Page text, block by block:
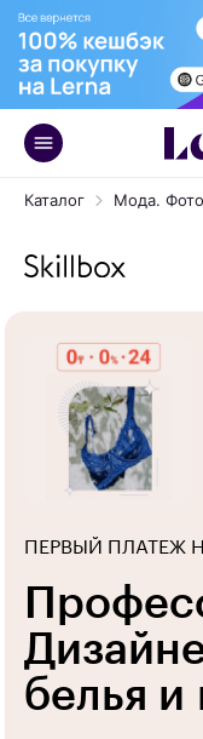
Каталог Мода.
ПЕРВЫЙ ПЛАТЕЖ
белья и